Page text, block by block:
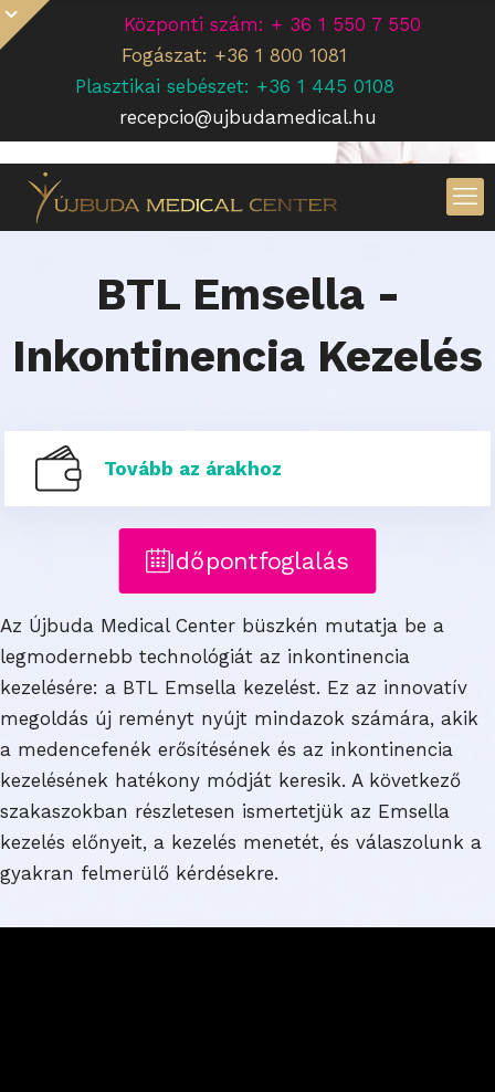
Központi szám: + 36 1 550 7 550
Fogászat: +36 1 800 1081
Plasztikai sebészet: +36 1 445 0108
recepcio@ujbudamedical.hu
BTL Emsella -
Inkontinencia Kezelés
Tovább az árakhoz
Időpontfoglalás
Az Újbuda Medical Center büszkén mutatja be a
legmodernebb technológiát az inkontinencia
kezelésére: a BTL Emsella kezelést. Ez az innovatív
megoldás új reményt nyújt mindazok számára, akik
a medencefenék erősítésének és az inkontinencia
kezelésének hatékony módját keresik. A következő
szakaszokban részletesen ismertetjük az Emsella
kezelés előnyeit, a kezelés menetét, és válaszolunk a
gyakran felmerülő kérdésekre.